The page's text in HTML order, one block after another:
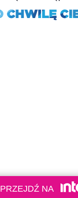
PRZEJDŹ NA